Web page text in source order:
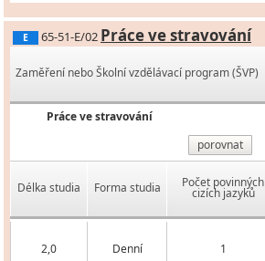
E 65-51-E/02 Práce ve stravování
Zaměření nebo Školní vzdělávací program (ŠVP)
Práce ve stravování
porovnat
Délka studia Forma studia Počet povinných
cizích jazyků
2,0 Denní 1